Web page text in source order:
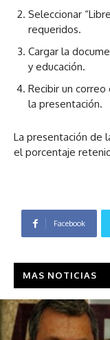
Seleccionar
requeridos.
Cargar la
y educación.
Recibir un
la presentación.
La presentación de
el porcentaje
Facebook
MAS NOTICIAS